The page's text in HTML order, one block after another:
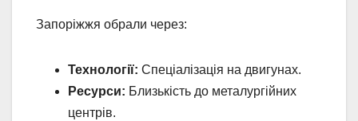
Запоріжжя обрали через:
Технології: Спеціалізація на двигунах.
Ресурси: Близькість до металургійних
центрів.